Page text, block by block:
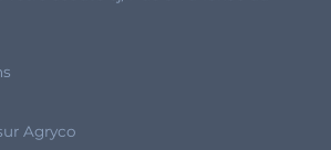
Agryco